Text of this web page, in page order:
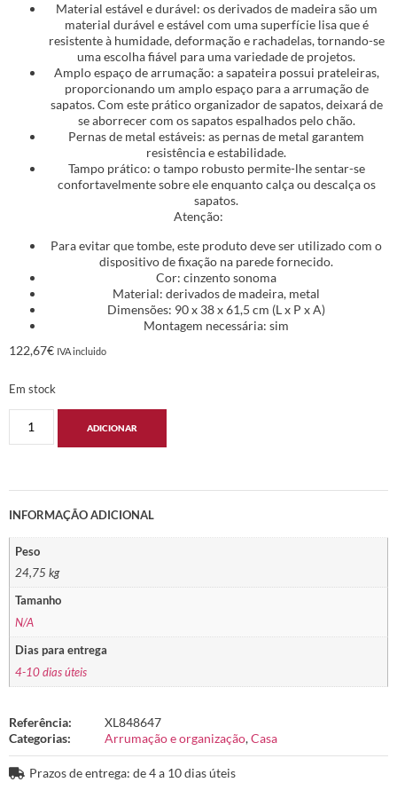
Material estável e durável: os derivados de madeira são um
material durável e estável com uma superfície lisa que é
resistente à humidade, deformação e rachadelas, tornando-se
uma escolha fiável para uma variedade de projetos.
Amplo espaço de arrumação: a sapateira possui prateleiras,
proporcionando um amplo espaço para a arrumação de
sapatos. Com este prático organizador de sapatos, deixará de
se aborrecer com os sapatos espalhados pelo chão.
Pernas de metal estáveis: as pernas de metal garantem
resistência e estabilidade.
Tampo prático: o tampo robusto permite-lhe sentar-se
confortavelmente sobre ele enquanto calça ou descalça os
sapatos.
Atenção:
Para evitar que tombe, este produto deve ser utilizado com o
dispositivo de fixação na parede fornecido.
Cor: cinzento sonoma
Material: derivados de madeira, metal
Dimensões: 90 x 38 x 61,5 cm (L x P x A)
Montagem necessária: sim
122,67€ IVA incluido
Em stock
ADICIONAR
INFORMAÇÃO ADICIONAL
Peso
24,75 kg
Tamanho
N/A
Dias para entrega
4-10 dias úteis
Referência:
XL848647
Categorias:
Arrumação e organização,Casa
Prazos de entrega: de 4 a 10 dias úteis